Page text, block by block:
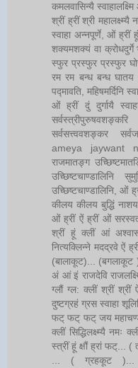
कमलवासिन्यै
श्रीं ह्रीं श्री महालक्ष्म्यै
स्वाहा अन्नपूर्णे, ओं ह्रीं
शक्यमशक्यं वा क्रोधदुर्गे
स्फुर प्रस्फुर प्रस्फुर
रम रम बन्ध बन्ध घातय
पद्मावति, महिषमर्दिनि
ओं ह्रीं दुं दुर्गायै
सर्वसत्त्ववशङ्कर
ameya jaywant
राजमातङ्ग
उच्छिष्टचाण्डालिनि
उच्छिष्टचाण्डालिनि, ओं
कीलय कीलय बुद्धिं
ओं ह्रीं ऐं ह्रीं ओं
श्रीं हूं क्लीं आं
नित्यक्लिन्ने मदद्रवे ऐं
(बालाकूट)... (बगलाकूट
अं आं इं राजदेवि
ग्लौं ग्ल: क्लीं श्रीं श्रीं
दुष्टग्रहं ग्रस स्वाहा
फट् फट् फट् जय महाचण्ड-
क्लीं सिद्धिलक्ष्म्यै नमः
स्त्रीं हूं क्षौं ह्रां फट्...
... ( ग्रहकूट )...